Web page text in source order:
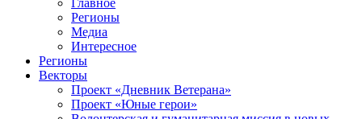
Главное
Регионы
Медиа
Интересное
Регионы
Векторы
Проект «Дневник Ветерана»
Проект «Юные герои»